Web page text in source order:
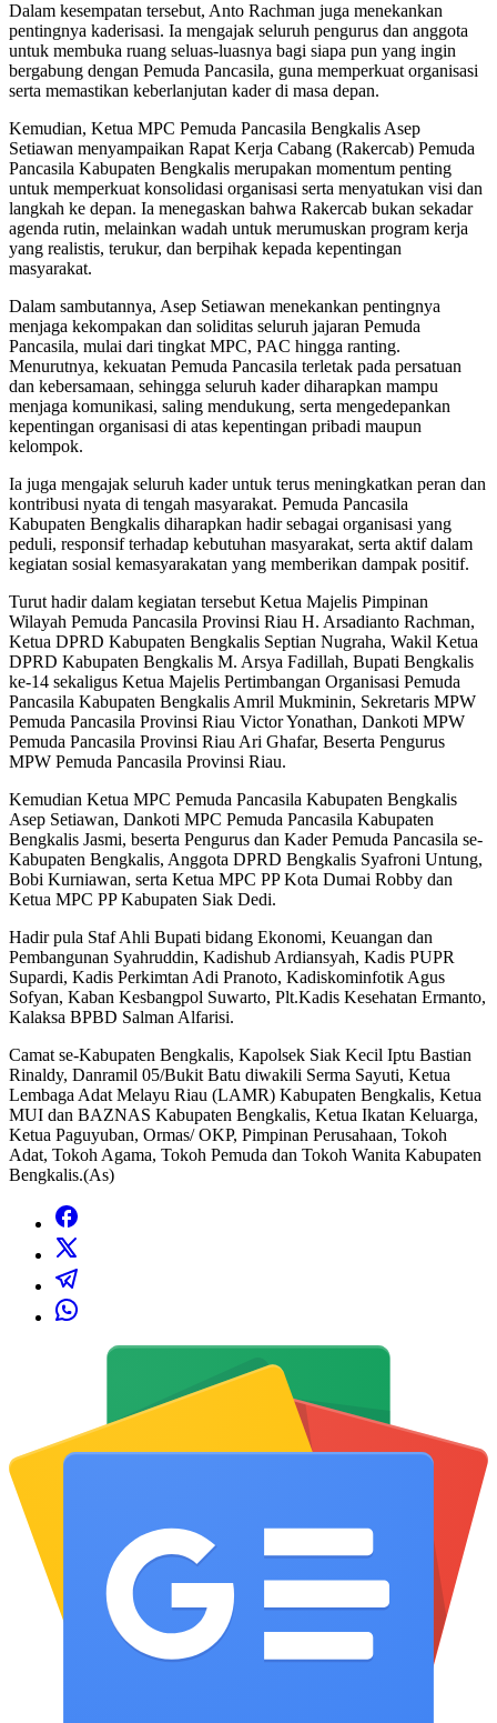
Dalam kesempatan tersebut, Anto Rachman juga menekankan
pentingnya kaderisasi. Ia mengajak seluruh pengurus dan anggota
untuk membuka ruang seluas-luasnya bagi siapa pun yang ingin
bergabung dengan Pemuda Pancasila, guna memperkuat organisasi
serta memastikan keberlanjutan kader di masa depan.
Kemudian, Ketua MPC Pemuda Pancasila Bengkalis Asep
Setiawan menyampaikan Rapat Kerja Cabang (Rakercab) Pemuda
Pancasila Kabupaten Bengkalis merupakan momentum penting
untuk memperkuat konsolidasi organisasi serta menyatukan visi dan
langkah ke depan. Ia menegaskan bahwa Rakercab bukan sekadar
agenda rutin, melainkan wadah untuk merumuskan program kerja
yang realistis, terukur, dan berpihak kepada kepentingan
masyarakat.
Dalam sambutannya, Asep Setiawan menekankan pentingnya
menjaga kekompakan dan soliditas seluruh jajaran Pemuda
Pancasila, mulai dari tingkat MPC, PAC hingga ranting.
Menurutnya, kekuatan Pemuda Pancasila terletak pada persatuan
dan kebersamaan, sehingga seluruh kader diharapkan mampu
menjaga komunikasi, saling mendukung, serta mengedepankan
kepentingan organisasi di atas kepentingan pribadi maupun
kelompok.
Ia juga mengajak seluruh kader untuk terus meningkatkan peran dan
kontribusi nyata di tengah masyarakat. Pemuda Pancasila
Kabupaten Bengkalis diharapkan hadir sebagai organisasi yang
peduli, responsif terhadap kebutuhan masyarakat, serta aktif dalam
kegiatan sosial kemasyarakatan yang memberikan dampak positif.
Turut hadir dalam kegiatan tersebut Ketua Majelis Pimpinan
Wilayah Pemuda Pancasila Provinsi Riau H. Arsadianto Rachman,
Ketua DPRD Kabupaten Bengkalis Septian Nugraha, Wakil Ketua
DPRD Kabupaten Bengkalis M. Arsya Fadillah, Bupati Bengkalis
ke-14 sekaligus Ketua Majelis Pertimbangan Organisasi Pemuda
Pancasila Kabupaten Bengkalis Amril Mukminin, Sekretaris MPW
Pemuda Pancasila Provinsi Riau Victor Yonathan, Dankoti MPW
Pemuda Pancasila Provinsi Riau Ari Ghafar, Beserta Pengurus
MPW Pemuda Pancasila Provinsi Riau.
Kemudian Ketua MPC Pemuda Pancasila Kabupaten Bengkalis
Asep Setiawan, Dankoti MPC Pemuda Pancasila Kabupaten
Bengkalis Jasmi, beserta Pengurus dan Kader Pemuda Pancasila se-
Kabupaten Bengkalis, Anggota DPRD Bengkalis Syafroni Untung,
Bobi Kurniawan, serta Ketua MPC PP Kota Dumai Robby dan
Ketua MPC PP Kabupaten Siak Dedi.
Hadir pula Staf Ahli Bupati bidang Ekonomi, Keuangan dan
Pembangunan Syahruddin, Kadishub Ardiansyah, Kadis PUPR
Supardi, Kadis Perkimtan Adi Pranoto, Kadiskominfotik Agus
Sofyan, Kaban Kesbangpol Suwarto, Plt.Kadis Kesehatan Ermanto,
Kalaksa BPBD Salman Alfarisi.
Camat se-Kabupaten Bengkalis, Kapolsek Siak Kecil Iptu Bastian
Rinaldy, Danramil 05/Bukit Batu diwakili Serma Sayuti, Ketua
Lembaga Adat Melayu Riau (LAMR) Kabupaten Bengkalis, Ketua
MUI dan BAZNAS Kabupaten Bengkalis, Ketua Ikatan Keluarga,
Ketua Paguyuban, Ormas/ OKP, Pimpinan Perusahaan, Tokoh
Adat, Tokoh Agama, Tokoh Pemuda dan Tokoh Wanita Kabupaten
Bengkalis.(As)